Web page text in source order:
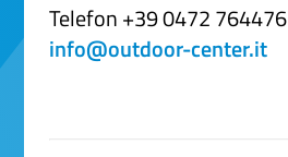
Telefon +39 0472 764476
info@outdoor-center.it